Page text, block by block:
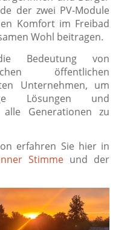
der zwei PV-Module
Komfort im Freibad
Wohl beitragen.
Bedeutung von
öffentlichen
Unternehmen, um
Lösungen und
alle Generationen zu
erfahren Sie hier in
Stimmeund der